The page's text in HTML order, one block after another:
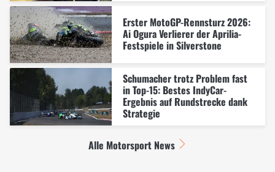
Erster MotoGP-Rennsturz 2026:
Ai Ogura Verlierer der Aprilia-
Festspiele in Silverstone
Schumacher trotz Problem fast
in Top-15: Bestes IndyCar-
Ergebnis auf Rundstrecke dank
Strategie
Alle Motorsport News